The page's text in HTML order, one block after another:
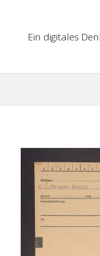
Ein digitales